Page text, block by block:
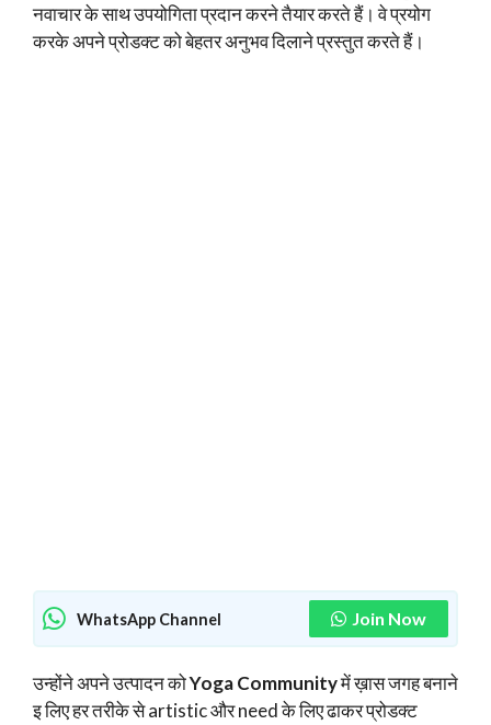
नवाचार के साथ उपयोगिता प्रदान करने तैयार करते हैं। वे प्रयोग
करके अपने प्रोडक्ट को बेहतर अनुभव दिलाने प्रस्तुत करते हैं।
WhatsApp Channel Join Now
उन्होंने अपने उत्पादन कोYoga Communityमें ख़ास जगह बनाने
इ लिए हर तरीके से artistic और need के लिए ढाकर प्रोडक्ट